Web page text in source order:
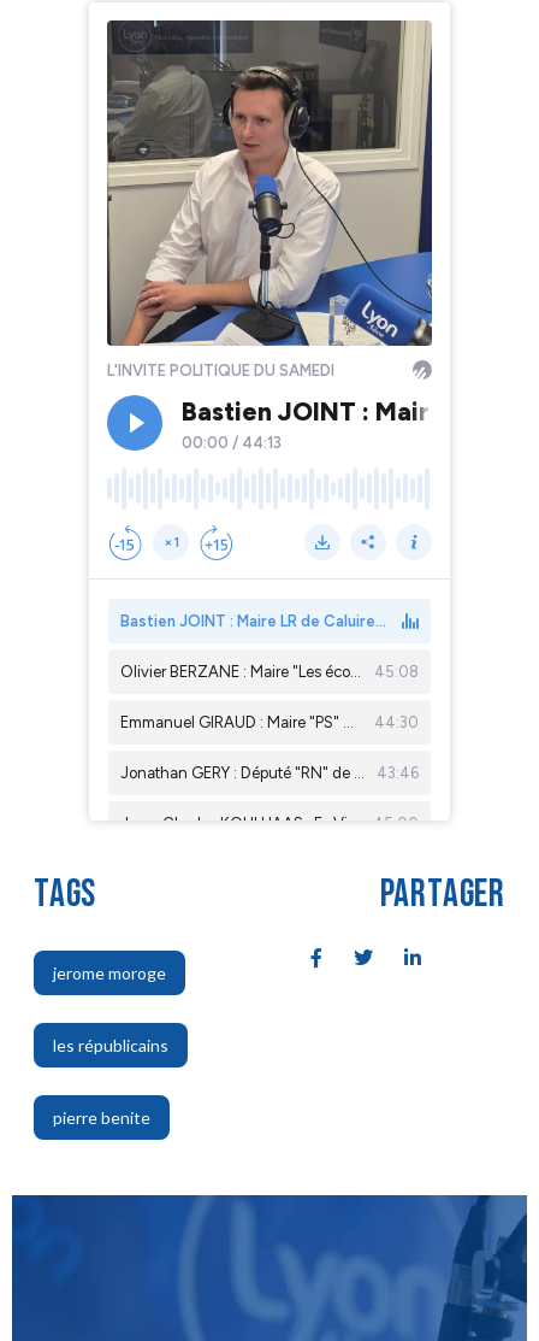
TAGS
jerome moroge
,
les républicains
,
pierre benite
PARTAGER